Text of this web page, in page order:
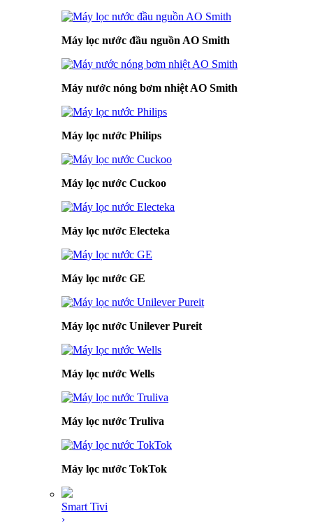
Máy lọc nước đầu nguồn AO Smith
Máy nước nóng bơm nhiệt AO Smith
Máy lọc nước Philips
Máy lọc nước Cuckoo
Máy lọc nước Electeka
Máy lọc nước GE
Máy lọc nước Unilever Pureit
Máy lọc nước Wells
Máy lọc nước Truliva
Máy lọc nước TokTok
Smart Tivi
›